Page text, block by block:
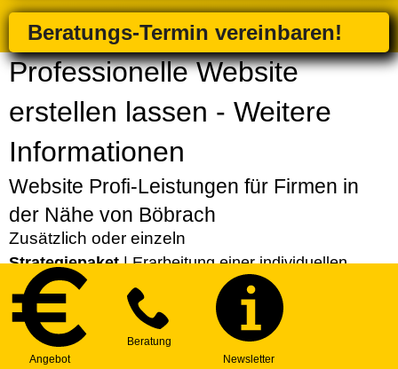
Beratungs-Termin vereinbaren!
Professionelle Website
erstellen lassen - Weitere
Informationen
Website Profi-Leistungen für Firmen in
der Nähe von Böbrach
Zusätzlich oder einzeln
Strategiepaket| Erarbeitung einer individuellen
Strategie für Ihre Website
Express-Service | Bevorzugte Erstellung Ihres
Projekts